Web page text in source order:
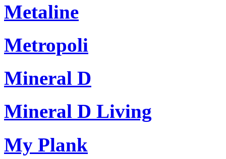
Metaline
Metropoli
Mineral D
Mineral D Living
My Plank